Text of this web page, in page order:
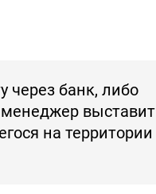
через банк, либо
менеджер выставит
на территории